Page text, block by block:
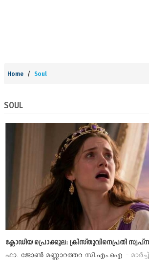
Home Soul
SOUL
ക്ലോഡിയ പ്രൊക്കൂല: ക്രിസ്തുവിനെപ്രതി
ഫാ. ജോണ്‍ മണ്ണാറത്തറ സി.എം.ഐ -